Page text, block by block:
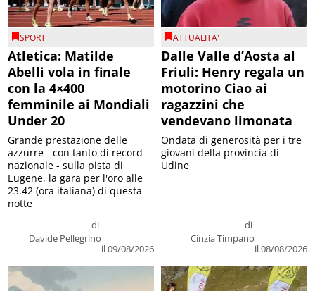
SPORT
Atletica: Matilde
Abelli vola in finale
con la 4×400
femminile ai Mondiali
Under 20
di
Davide Pellegrino
il 09/08/2026
Grande prestazione delle
azzurre - con tanto di record
nazionale - sulla pista di
Eugene, la gara per l'oro alle
23.42 (ora italiana) di questa
notte
ATTUALITA'
Dalle Valle d’Aosta al
Friuli: Henry regala un
motorino Ciao ai
ragazzini che
vendevano limonata
di
Cinzia Timpano
il 08/08/2026
Ondata di generosità per i tre
giovani della provincia di
Udine